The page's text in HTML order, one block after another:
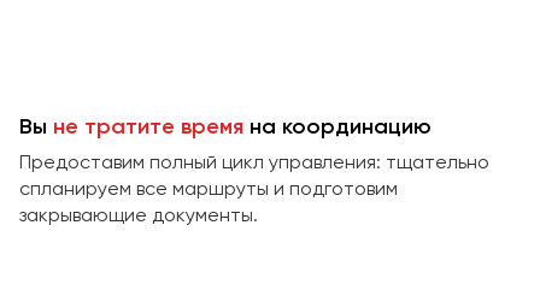
Вы не тратите время на координацию
Предоставим полный цикл управления: тщательно
спланируем все маршруты и подготовим
закрывающие документы.